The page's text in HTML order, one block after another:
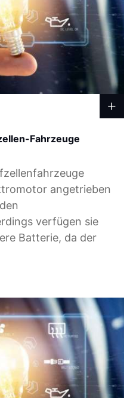
Fahrzeuge
angetrieben
verfügen sie
Batterie, da der